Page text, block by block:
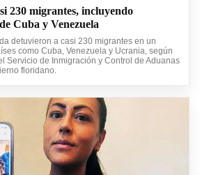
230 migrantes, incluyendo
Cuba y Venezuela
detuvieron a casi 230 migrantes en un
como Cuba, Venezuela y Ucrania, según
Servicio de Inmigración y Control de Aduanas
floridano.